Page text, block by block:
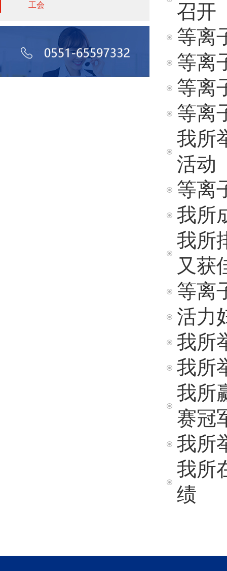
工会
召开
等离
等离
等离
等离
我所
活动
等离
我所
我所
又获
等离
活力
我所
我所
我所
赛冠
我所
我所
绩